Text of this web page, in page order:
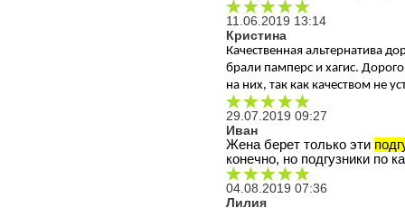
11.06.2019 13:14
Кристина
Качественная альтернатива
брали памперс и хагис.
на них, так как качеством не
29.07.2019 09:27
Иван
Жена берет только эти
конечно, но подгузники по
04.08.2019 07:36
Лилия